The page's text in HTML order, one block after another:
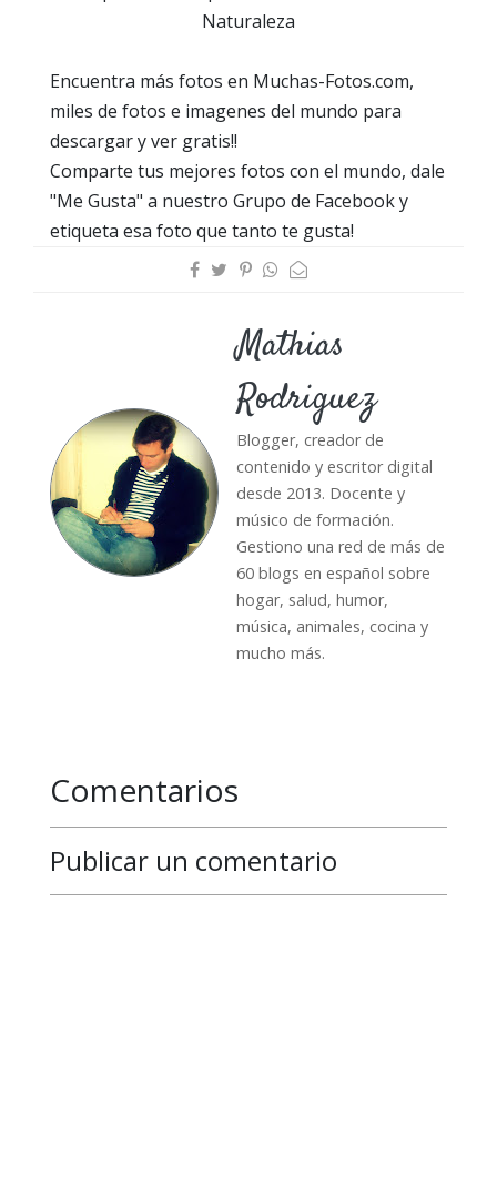
Naturaleza
Encuentra más fotos en Muchas-Fotos.com,
miles de fotos e imagenes del mundo para
descargar y ver gratis!!
Comparte tus mejores fotos con el mundo, dale
"Me Gusta" a nuestro Grupo de Facebook y
etiqueta esa foto que tanto te gusta!
Mathias
Rodriguez
Blogger, creador de
contenido y escritor digital
desde 2013. Docente y
músico de formación.
Gestiono una red de más de
60 blogs en español sobre
hogar, salud, humor,
música, animales, cocina y
mucho más.
Comentarios
Publicar un comentario